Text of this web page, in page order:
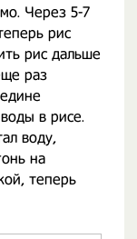
Через 5-7
рис
рис дальше
раз
в рисе.
воду,
на
теперь